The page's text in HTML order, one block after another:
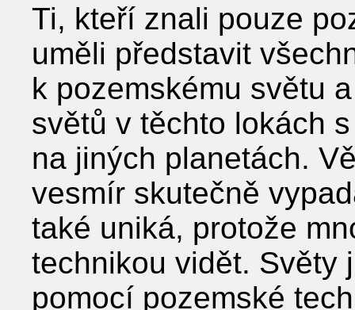
Ti, kteří znali pouze
uměli představit
k pozemskému světu
světů v těchto lokách
na jiných planetách.
vesmír skutečně
také uniká, protože
technikou vidět. Světy
pomocí pozemské